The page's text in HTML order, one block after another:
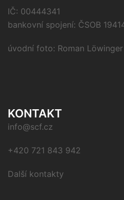
IČ: 00444341
bankovní spojení: ČSOB
úvodní foto: Roman Löwinger
KONTAKT
info@scf.cz
+420 721 843 942
Další kontakty